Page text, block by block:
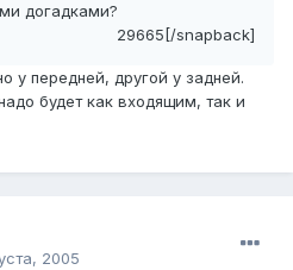
догадками?
29665[/snapback]
у передней, другой у задней.
будет как входящим, так и
2005